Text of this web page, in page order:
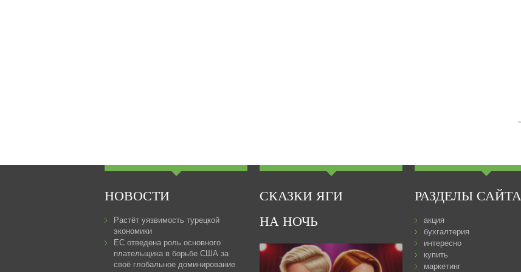
НОВОСТИ
Растёт уязвимость турецкой
экономики
ЕС отведена роль основного
плательщика в борьбе США за
своё глобальное доминирование
СКАЗКИ ЯГИ
НА НОЧЬ
РАЗДЕЛЫ САЙТА
акция
бухгалтерия
интересно
купить
маркетинг